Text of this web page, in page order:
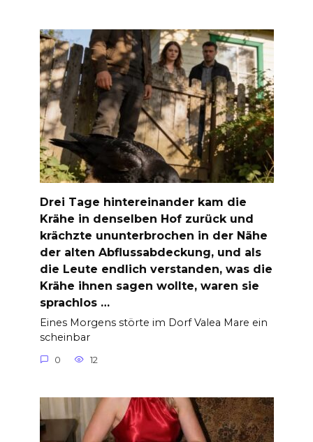
Drei Tage hintereinander kam die
Krähe in denselben Hof zurück und
krächzte ununterbrochen in der Nähe
der alten Abflussabdeckung, und als
die Leute endlich verstanden, was die
Krähe ihnen sagen wollte, waren sie
sprachlos …
Eines Morgens störte im Dorf Valea Mare ein
scheinbar
0 12